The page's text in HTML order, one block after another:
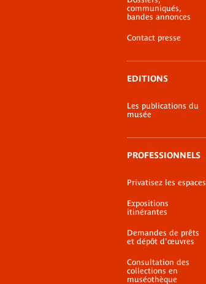
page
communiqués,
bandes annonces
Contact presse
EDITIONS
Les publications du
musée
PROFESSIONNELS
Privatisez les espaces
Expositions
itinérantes
Demandes de prêts
et dépôt d'œuvres
Consultation des
collections en
muséothèque